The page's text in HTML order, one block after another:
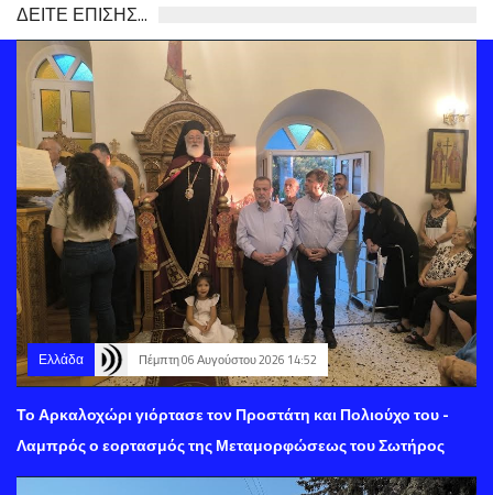
ΔΕΙΤΕ ΕΠΙΣΗΣ...
Ελλάδα Πέμπτη 06 Αυγούστου 2026 14:52
Το Αρκαλοχώρι γιόρτασε τον Προστάτη και Πολιούχο του -
Λαμπρός ο εορτασμός της Μεταμορφώσεως του Σωτήρος